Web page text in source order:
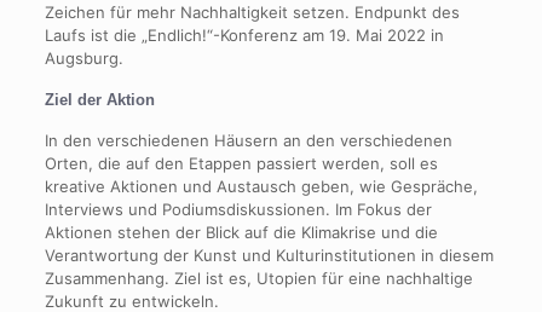
Zeichen für mehr Nachhaltigkeit setzen. Endpunkt des
Laufs ist die „Endlich!“-Konferenz am 19. Mai 2022 in
Augsburg.
Ziel der Aktion
In den verschiedenen Häusern an den verschiedenen
Orten, die auf den Etappen passiert werden, soll es
kreative Aktionen und Austausch geben, wie Gespräche,
Interviews und Podiumsdiskussionen. Im Fokus der
Aktionen stehen der Blick auf die Klimakrise und die
Verantwortung der Kunst und Kulturinstitutionen in diesem
Zusammenhang. Ziel ist es, Utopien für eine nachhaltige
Zukunft zu entwickeln.